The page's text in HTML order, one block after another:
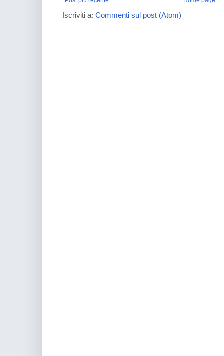
Iscriviti a: Commenti sul post (Atom)